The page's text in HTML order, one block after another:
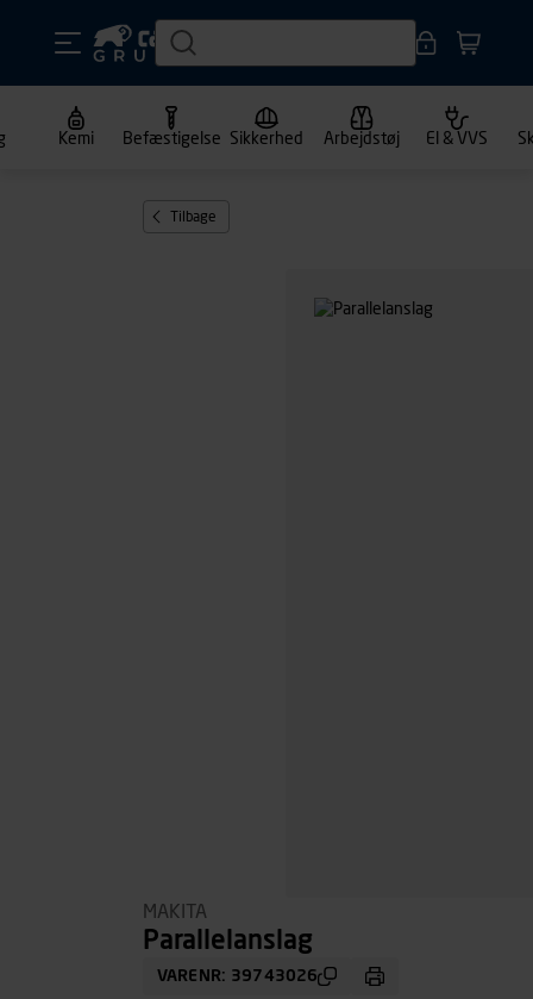
Kemi Befæstigelse Sikkerhed Arbejdstøj El & VVS
Tilbage
MAKITA
Parallelanslag
VARENR: 39743026